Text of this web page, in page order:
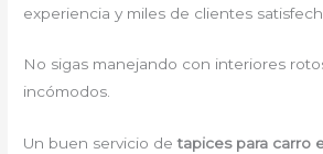
experiencia y miles de clientes
No sigas manejando con interiores
incómodos.
Un buen servicio detapices para carro